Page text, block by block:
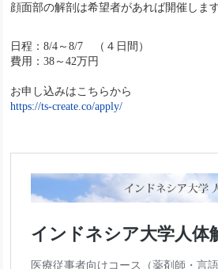
顔面部の解剖は希望者があれば開催します
日程：8/4～8/7 （４日間）
費用：38～42万円
お申し込みはこちらから
https://ts-create.co/apply/